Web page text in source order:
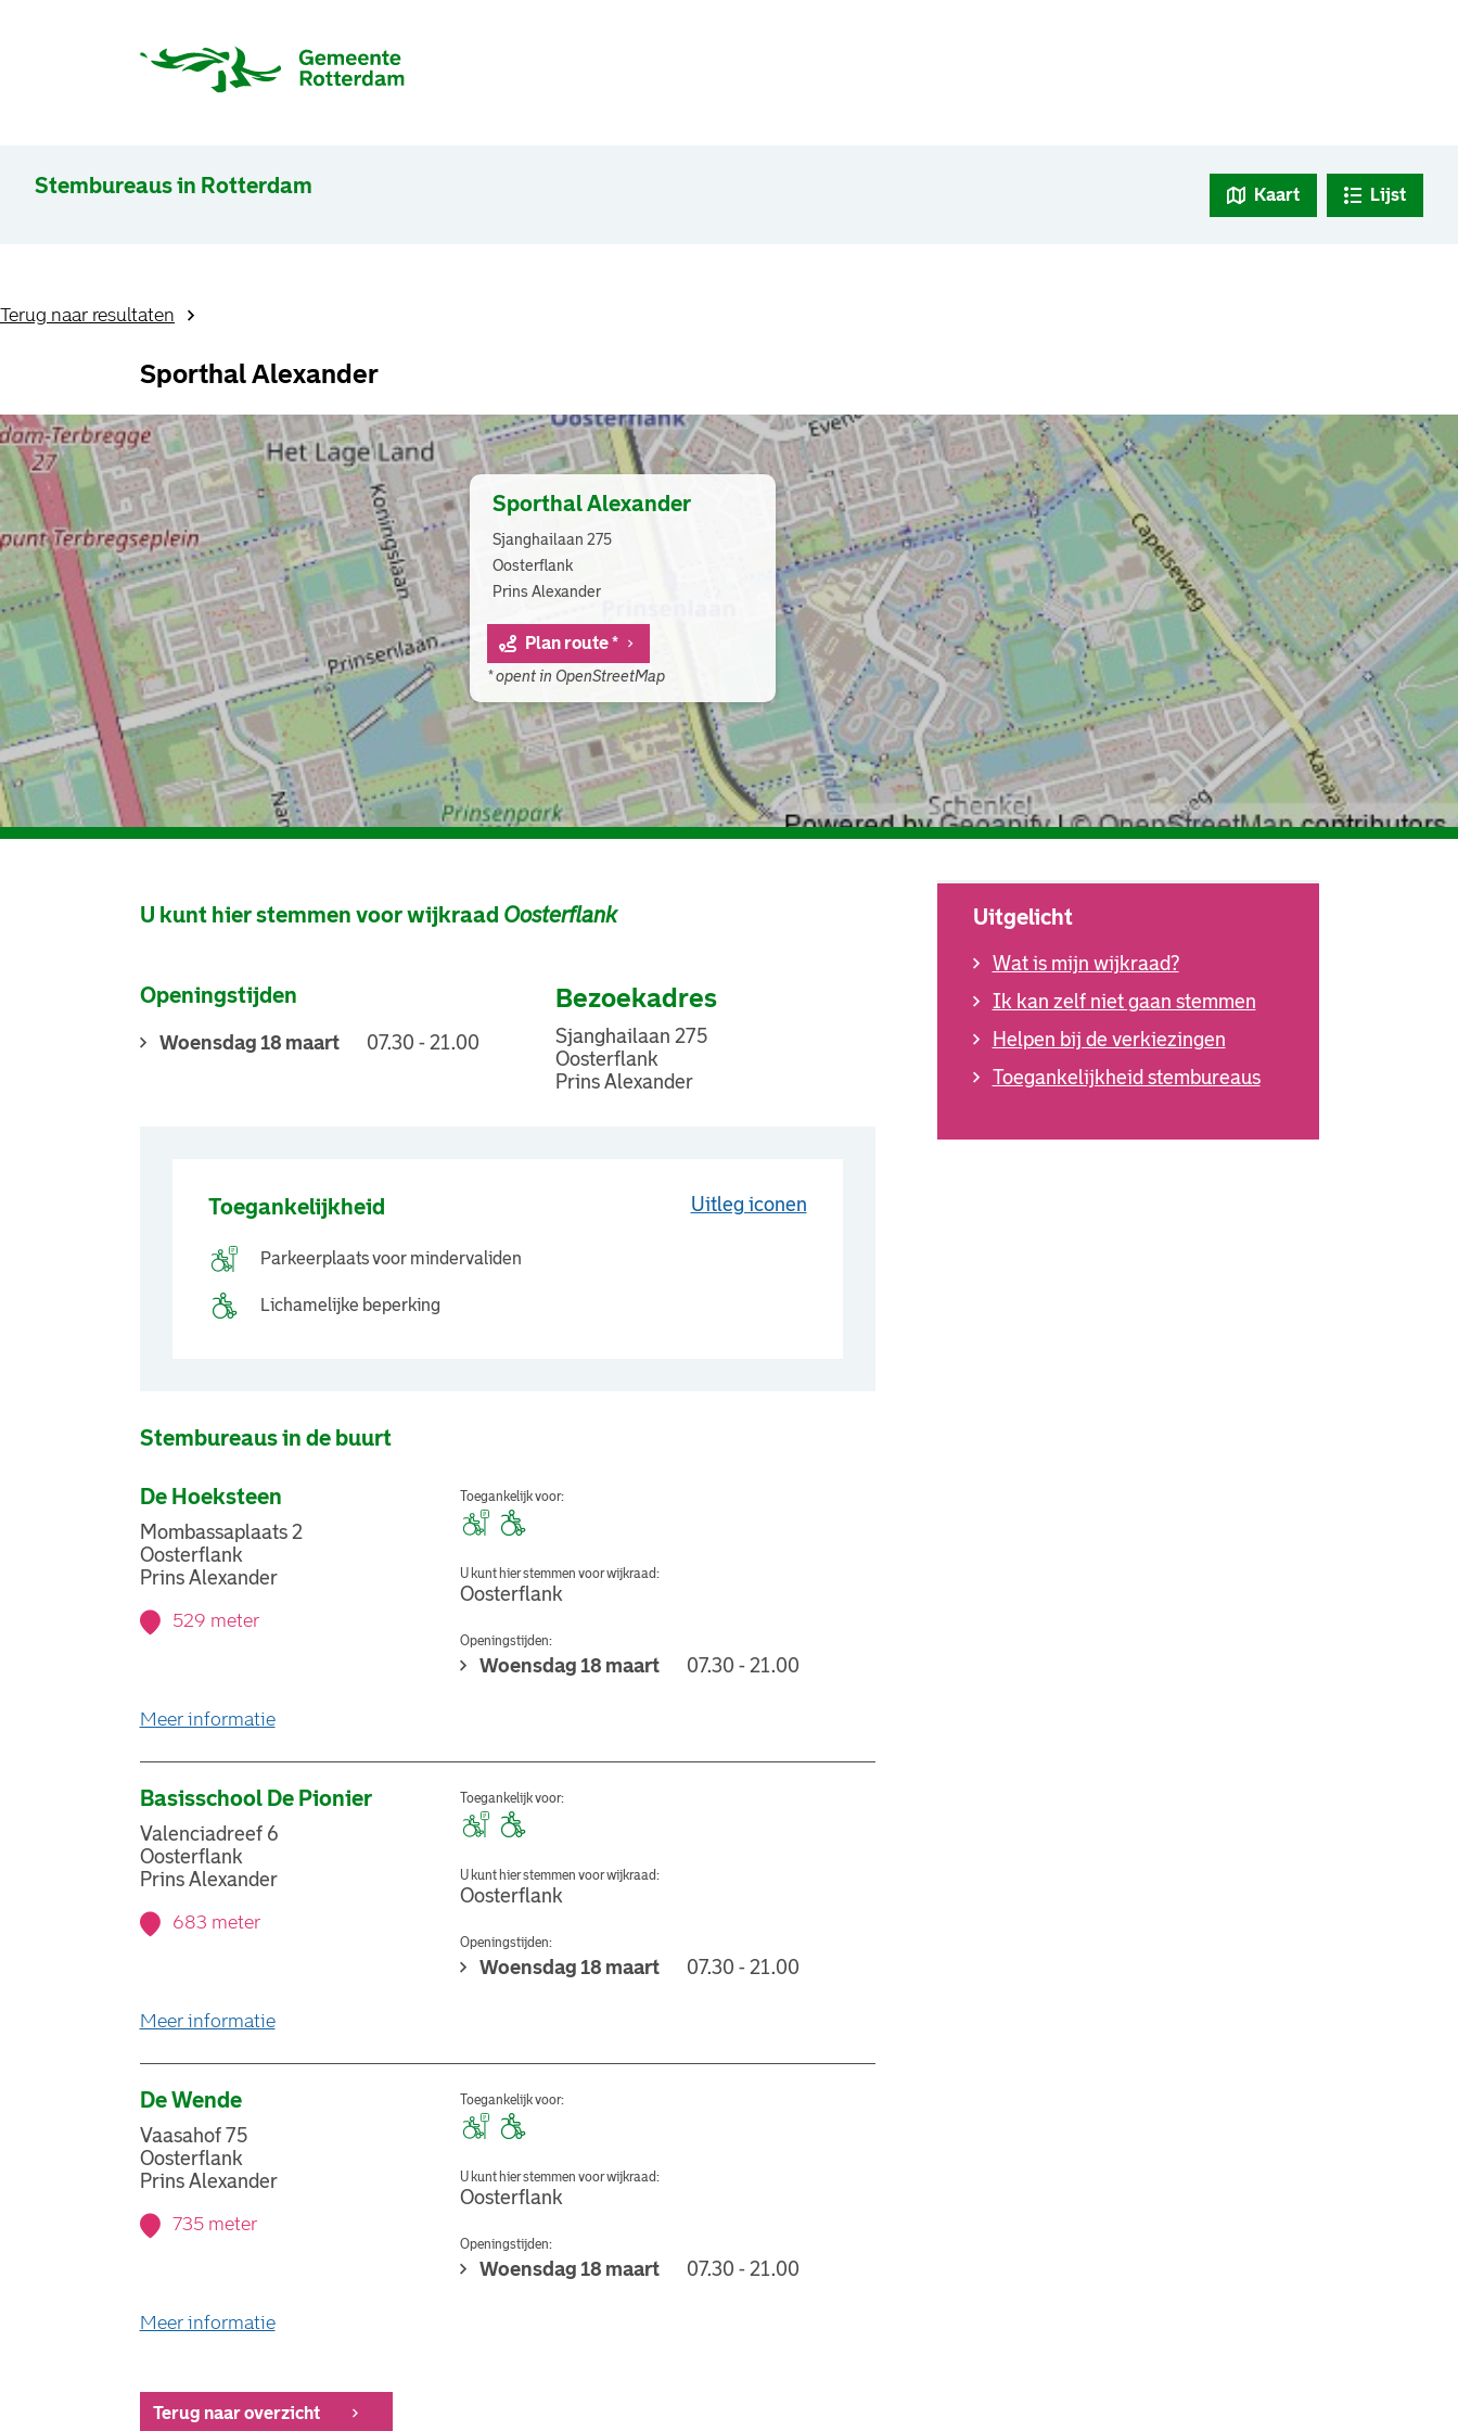
Stembureaus in Rotterdam Kaart Lijst
Terug naar resultaten
Sporthal Alexander
Sporthal Alexander
Sjanghailaan 275
Oosterflank
Prins Alexander
Plan route *
* opent in OpenStreetMap
U kunt hier stemmen voor wijkraad Oosterflank
Openingstijden
Woensdag 18 maart 07.30 - 21.00
Bezoekadres
Sjanghailaan 275
Oosterflank
Prins Alexander
Toegankelijkheid Uitleg iconen
Parkeerplaats voor mindervaliden
Lichamelijke beperking
Stembureaus in de buurt
De Hoeksteen
Mombassaplaats 2
Oosterflank
Prins Alexander
529 meter
Toegankelijk voor:
U kunt hier stemmen voor wijkraad:
Oosterflank
Openingstijden:
Woensdag 18 maart 07.30 - 21.00
Meer informatieover stemlocatie De Hoeksteen
Basisschool De Pionier
Valenciadreef 6
Oosterflank
Prins Alexander
683 meter
Toegankelijk voor:
U kunt hier stemmen voor wijkraad:
Oosterflank
Openingstijden:
Woensdag 18 maart 07.30 - 21.00
Meer informatieover stemlocatie Basisschool De Pionier
De Wende
Vaasahof 75
Oosterflank
Prins Alexander
735 meter
Toegankelijk voor:
U kunt hier stemmen voor wijkraad:
Oosterflank
Openingstijden:
Woensdag 18 maart 07.30 - 21.00
Meer informatieover stemlocatie De Wende
Terug naar overzicht
Uitgelicht
Wat is mijn wijkraad?
Ik kan zelf niet gaan stemmen
Helpen bij de verkiezingen
Toegankelijkheid stembureaus